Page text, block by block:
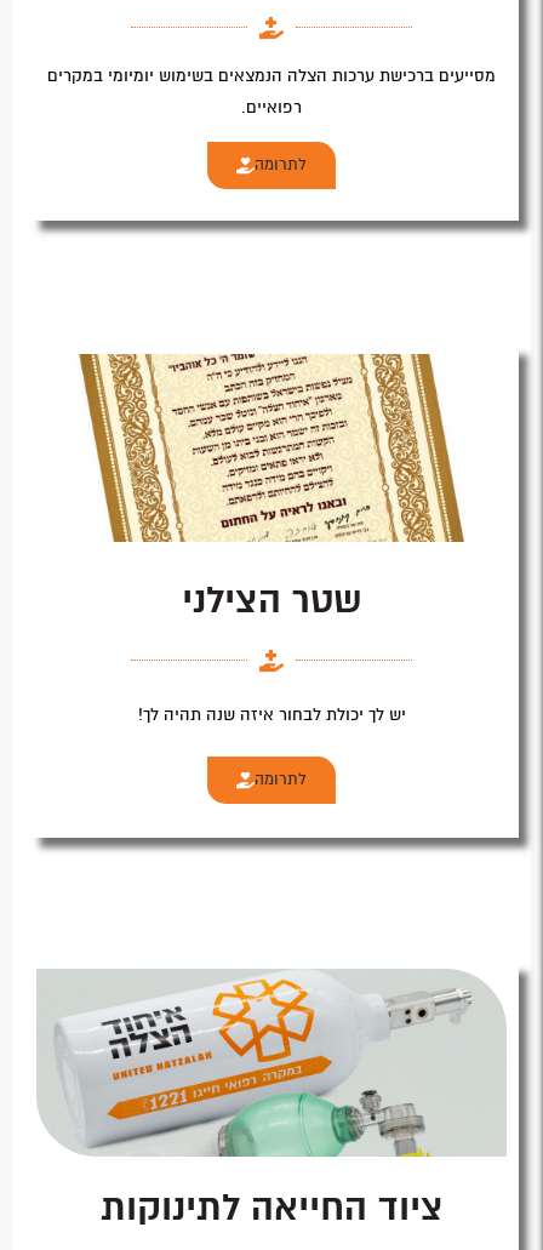
מסייעים ברכישת ערכות הצלה הנמצאים בשימוש יומיומי במקרים
רפואיים.
לתרומה
שטר הצילני
יש לך יכולת לבחור איזה שנה תהיה לך!
לתרומה
ציוד החייאה לתינוקות